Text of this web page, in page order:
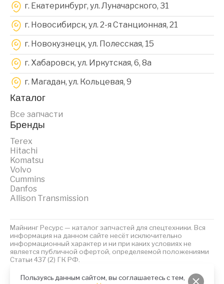
Пользуясь данным сайтом, вы соглашаетесь с тем,
г. Екатеринбург, ул. Луначарского, 31
г. Новосибирск, ул. 2-я Станционная, 21
г. Новокузнецк, ул. Полесская, 15
г. Хабаровск, ул. Иркутская, 6, 8a
г. Магадан, ул. Кольцевая, 9
Каталог
Все запчасти
Бренды
Terex
Hitachi
Komatsu
Volvo
Cummins
Danfos
Allison Transmission
Майнинг Ресурс — каталог запчастей для спецтехники. Вся
информация на данном сайте несёт исключительно
информационный характер и ни при каких условиях не
является публичной офертой, определяемой положениями
Статьи 437 (2) ГК РФ.
Политика обработки персональных данныхФайлы Cookies